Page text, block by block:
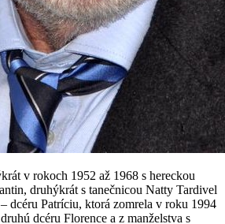
v rokoch 1952 až 1968 s hereckou
druhýkrát s tanečnicou Natty Tardivel
dcéru Patríciu, ktorá zomrela v roku 1994
dcéru Florence a z manželstva s